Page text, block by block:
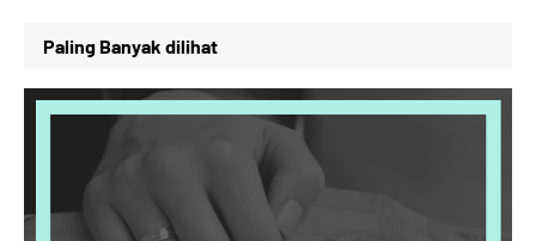
Paling Banyak dilihat